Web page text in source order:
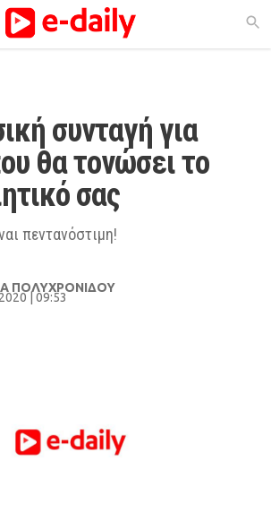
συνταγή για
θα τονώσει το
σας
πεντανόστιμη!
ΠΟΛΥΧΡΟΝΙΔΟΥ
| 09:53